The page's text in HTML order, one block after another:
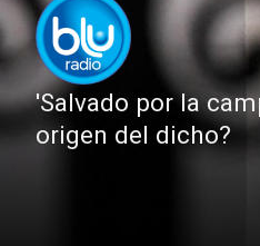
'Salvado por la
origen del dicho?